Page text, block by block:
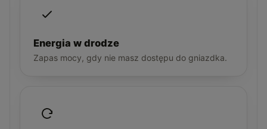
Energia w drodze
Zapas mocy, gdy nie masz dostępu do gniazdka.